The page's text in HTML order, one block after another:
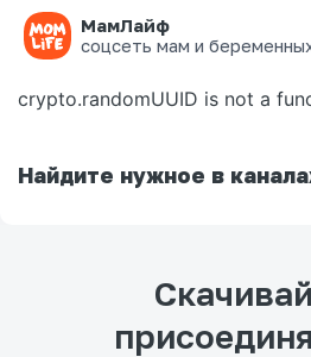
МамЛайф
соцсеть мам и
Ошибка на
crypto.randomUUID is not a
Найдите нужное в